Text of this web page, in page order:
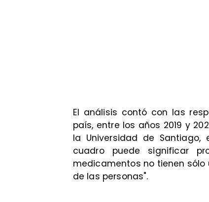
El análisis contó con las
país, entre los años 2019 y
la Universidad de Santiago,
cuadro puede significar
medicamentos no tienen
de las personas".